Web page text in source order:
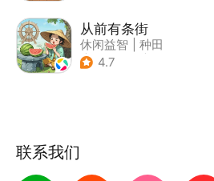
从前有条街
休闲益智
种田
| 田园生活
4.7
联系我们